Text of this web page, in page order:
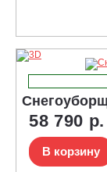
58 790 р.
В корзину